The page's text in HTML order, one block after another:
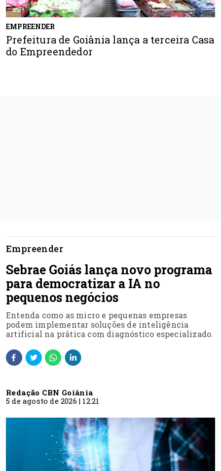
EMPREENDER
Prefeitura de Goiânia lança a terceira Casa
do Empreendedor
Empreender
Sebrae Goiás lança novo programa
para democratizar a IA no
pequenos negócios
Entenda como as micro e pequenas empresas
podem implementar soluções de inteligência
artificial na prática com diagnóstico especializado.
Redação CBN Goiânia
5 de agosto de 2026 | 12:21